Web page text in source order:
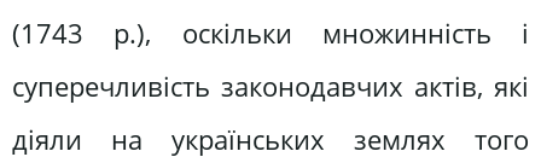
(1743 р.), оскільки множинність і
суперечливість законодавчих актів, які
діяли на українських землях того